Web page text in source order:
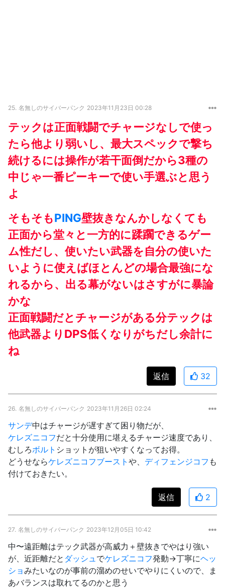
25. 名無しのサイバーパンク 2023年11月23日 00:28
テックは正面戦闘でチャージなしで使っ
たら他より弱いし、最大スペックで撃ち
続けるには操作が若干面倒だから3種の
中じゃ一番ピーキーで使い手選ぶと思う
よ
そもそもPING壁抜きなんかしなくても
正面から堂々と一方的に蹂躙できるゲー
ム性だし、使いたい武器を自分の使いた
いように使えばほとんどの場合最強にな
れるから、出る幕がないはさすがに暴論
かな
正面戦闘だとチャージがある分テックは
他武器よりDPS低くなりがちだし余計に
ね
返信 32
26. 名無しのサイバーパンク 2023年11月26日 02:24
サンデ中はチャージが遅すぎて困り物だが、
ケレズニコフだと十分使用に堪えるチャージ速度であり、
むしろボルト ショットが狙いやすくなってお得。
どうせならケレズニコフブースト や、 ディフェンジコフ も
付けておきたい。
返信 2
27. 名無しのサイバーパンク 2023年12月05日 10:42
中〜遠距離はテック武器が高威力＋壁抜きでやはり強い
が、近距離だと ダッシュ でケレズニコフ発動→丁寧にヘッ
ショみたいなのが事前の溜めのせいでやりにくいので、ま
あバランスは取れてるのかと思う